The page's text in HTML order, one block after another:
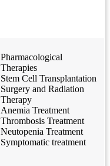
Pharmacological
Therapies
Stem Cell Transplantation
Surgery and Radiation
Therapy
Anemia Treatment
Thrombosis Treatment
Neutopenia Treatment
Symptomatic treatment